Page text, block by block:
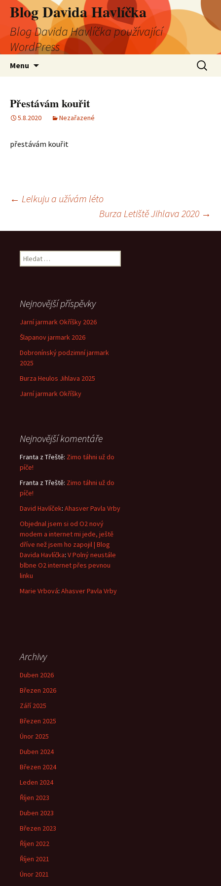
Blog Davida Havlíčka
Blog Davida Havlíčka používající
WordPress
Menu
Přestávám kouřit
5.8.2020 Nezařazené
přestávám kouřit
Navigace
pro
příspěvek
← Lelkuju a užívám léto
Burza Letiště Jihlava 2020 →
Vyhledávání
Nejnovější příspěvky
Jarní jarmark Okříšky 2026
Šlapanov jarmark 2026
Dobronínský podzimní jarmark
2025
Burza Heulos Jihlava 2025
Jarní jarmark Okříšky
Nejnovější komentáře
Franta z Třeště: Zimo táhni už do
píče!
Franta z Třeště: Zimo táhni už do
píče!
David Havlíček: Ahasver Pavla Vrby
Objednal jsem si od O2 nový
modem a internet mi jede, ještě
dříve než jsem ho zapojil | Blog
Davida Havlíčka: V Polný neustále
blbne O2 internet přes pevnou
linku
Marie Vrbová: Ahasver Pavla Vrby
Archivy
Duben 2026
Březen 2026
Září 2025
Březen 2025
Únor 2025
Duben 2024
Březen 2024
Leden 2024
Říjen 2023
Duben 2023
Březen 2023
Říjen 2022
Říjen 2021
Únor 2021